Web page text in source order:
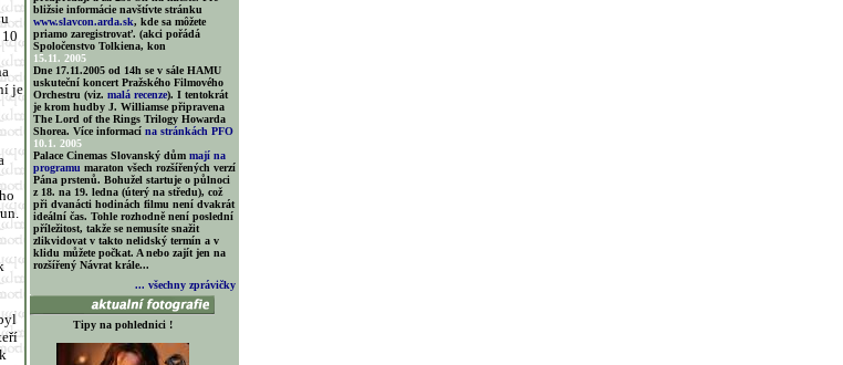
je
bližsie informácie navštívte stránku
www.slavcon.arda.sk, kde sa môžete
priamo zaregistrovať. (akci pořádá
Spoločenstvo Tolkiena, kon
15.11. 2005
Dne 17.11.2005 od 14h se v sále HAMU
uskuteční koncert Pražského Filmového
Orchestru (viz. malá recenze). I tentokrát
je krom hudby J. Williamse připravena
The Lord of the Rings Trilogy Howarda
Shorea. Více informací na stránkách PFO
10.1. 2005
Palace Cinemas Slovanský dům mají na
programu maraton všech rozšířených verzí
Pána prstenů. Bohužel startuje o půlnoci
z 18. na 19. ledna (úterý na středu), což
při dvanácti hodinách filmu není dvakrát
ideální čas. Tohle rozhodně není poslední
příležitost, takže se nemusíte snažit
zlikvidovat v takto nelidský termín a v
klidu můžete počkat. A nebo zajít jen na
rozšířený Návrat krále...
... všechny zprávičky
Tipy na pohlednici !